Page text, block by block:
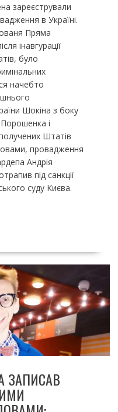
зареєстрували
в Україні.
Пряма
інавгурації
було
начебто
Шокіна з боку
і
Штатів
провадження
Андрія
під санкції
суду Києва.
ЗАПИСАВ